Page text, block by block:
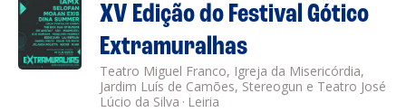
XV Edição do Festival Gótico
Extramuralhas
Teatro Miguel Franco, Igreja da Misericórdia,
Jardim Luís de Camões, Stereogun e Teatro José
Lúcio da Silva · Leiria